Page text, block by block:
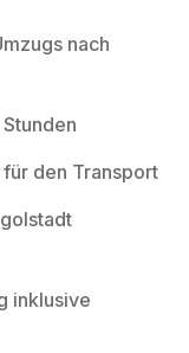
nach
den Transport
inklusive